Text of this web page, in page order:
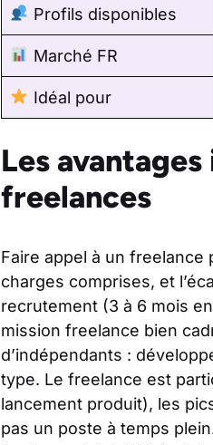
Profils disponibles
Marché FR
Idéal pour
Les
freelances
Faire appel à un freelance
charges comprises, et
recrutement (3 à 6 mois
mission freelance bien
d’indépendants :
type. Le freelance est
lancement produit), les
pas un poste à temps